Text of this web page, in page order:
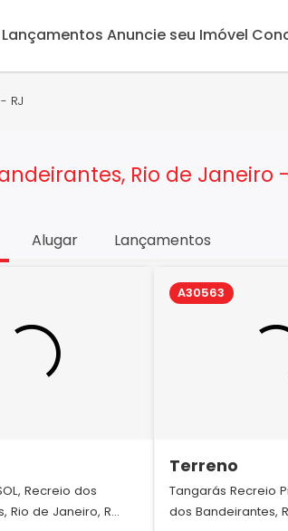
Lançamentos Anuncie seu Imóvel
RJ
Rio de Janeiro
Alugar Lançamentos
Recreio dos
Rio de Janeiro, R...
A30563
Terreno
Tangarás Recreio
dos Bandeirantes,